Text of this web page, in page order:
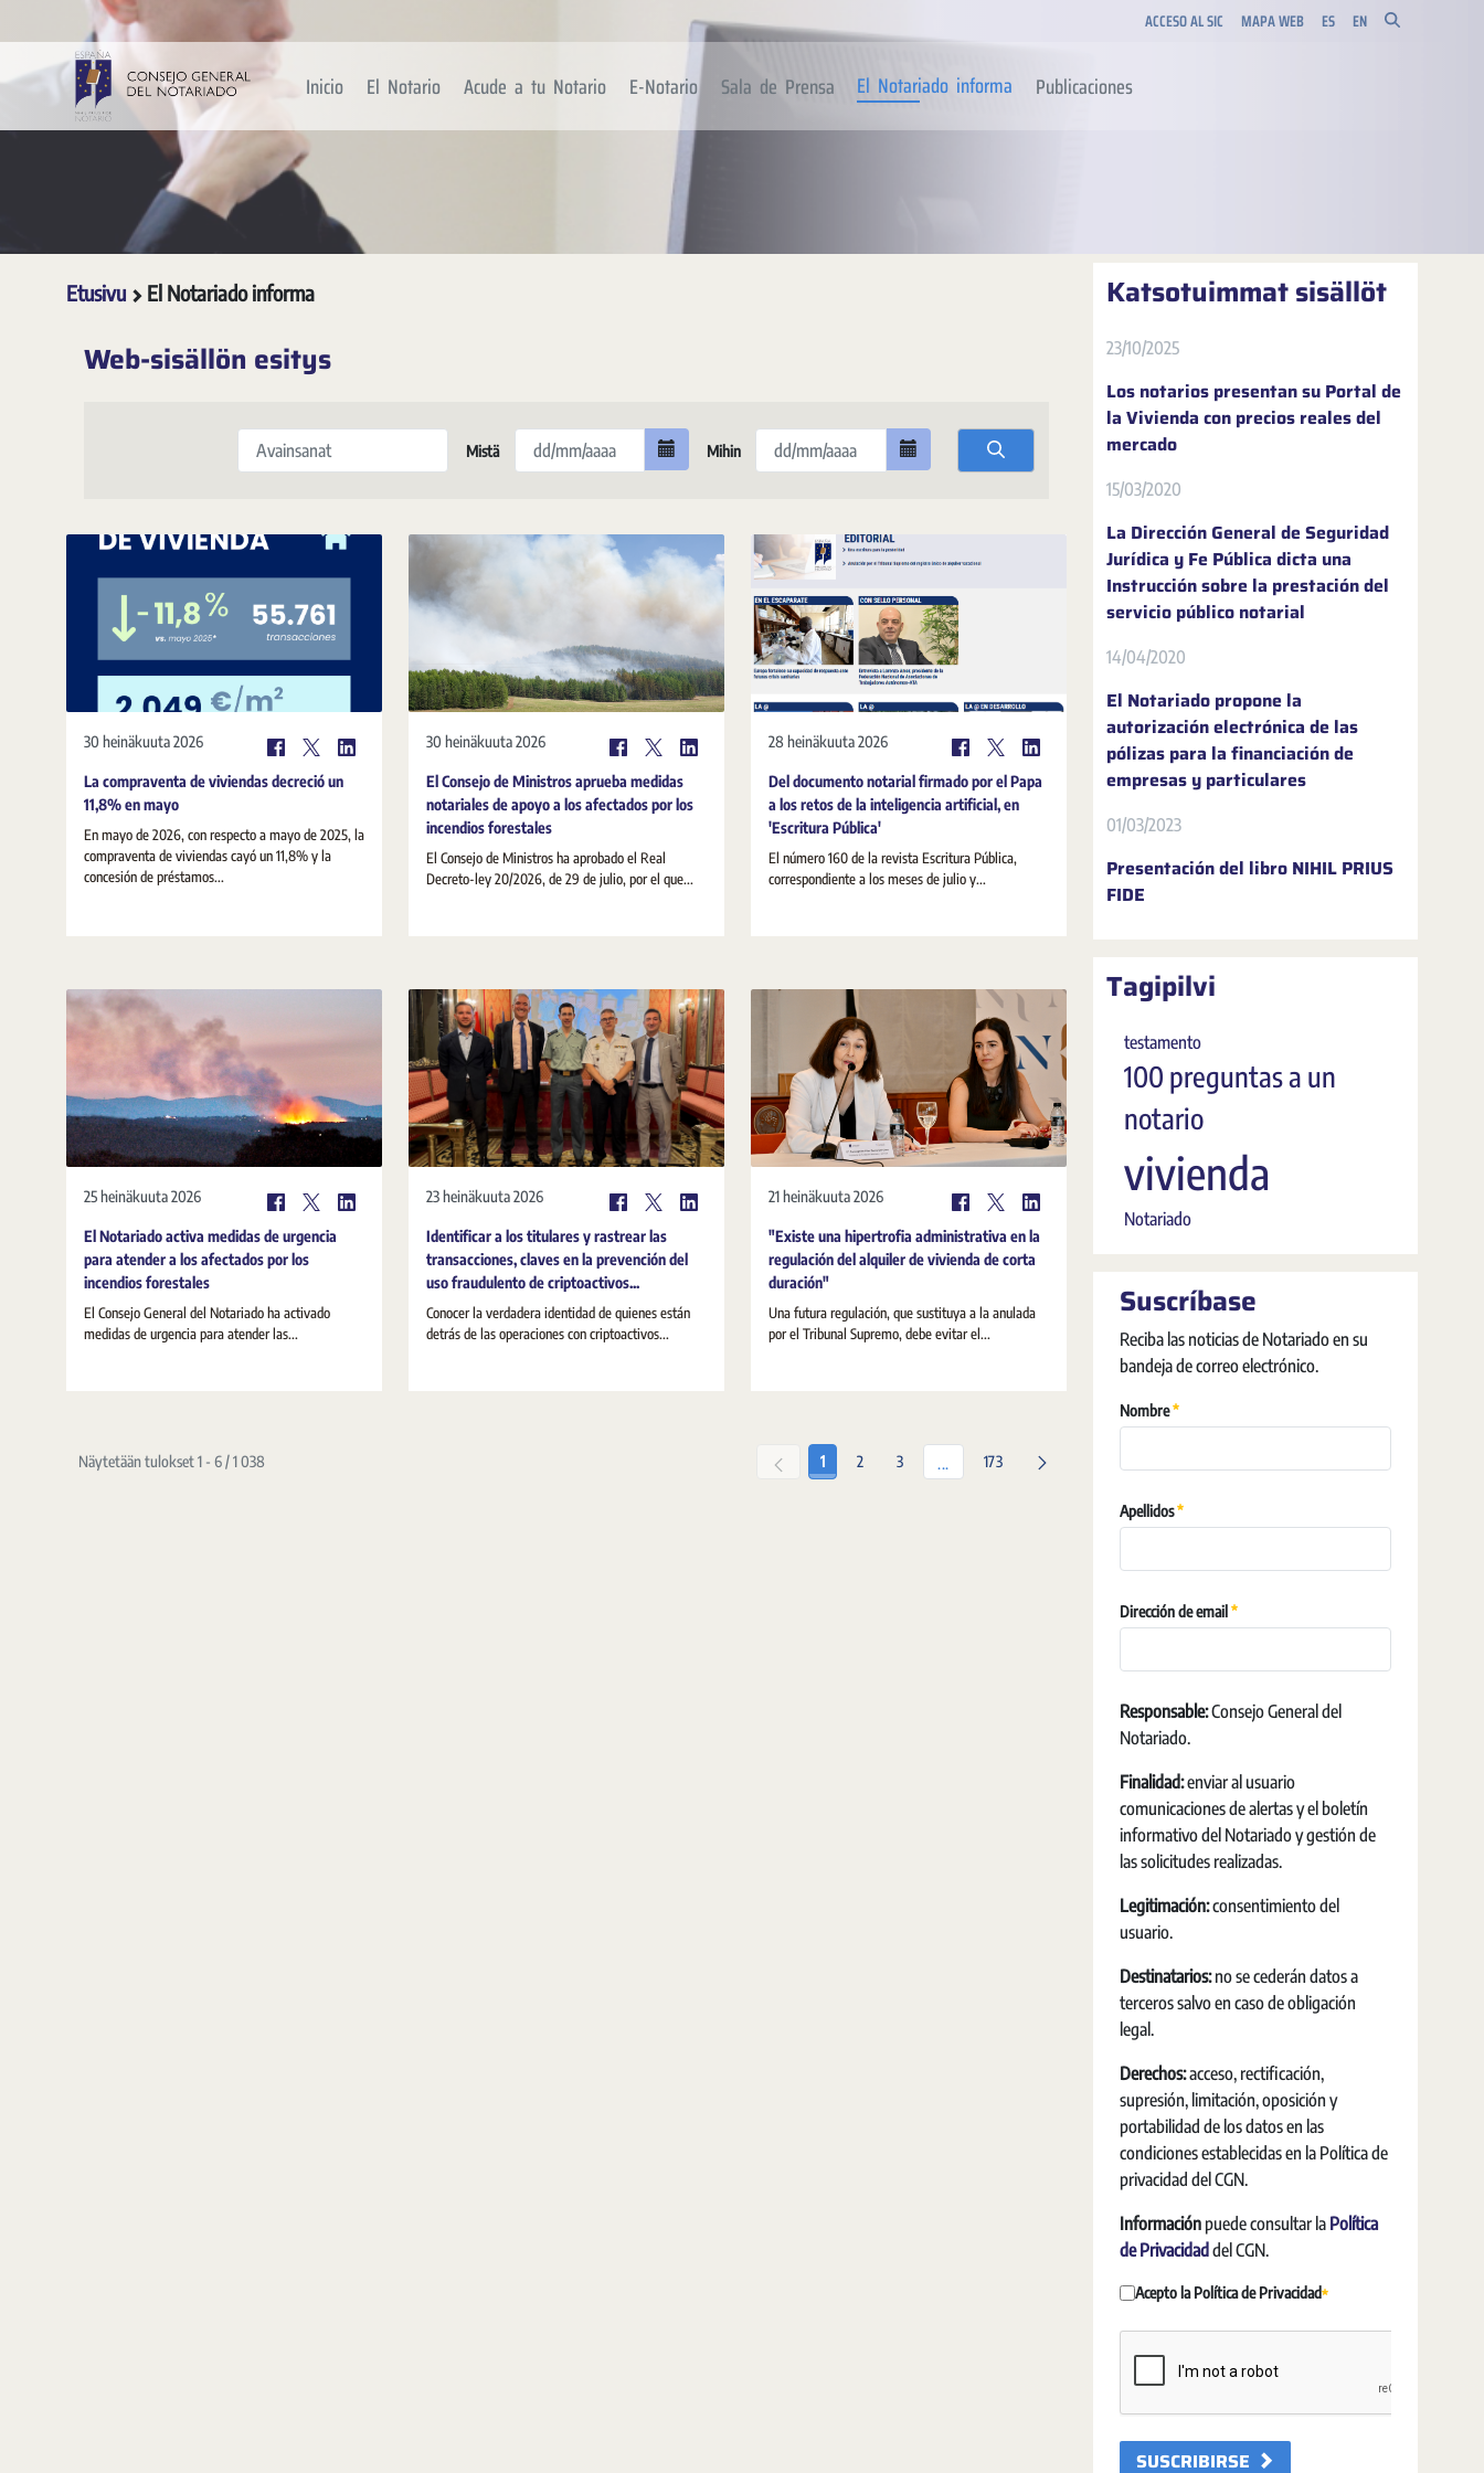
Siirry pääsisältöön ACCESO AL SIC MAPA WEB ES EN
Inicio El Notario Acude a tu Notario E-Notario Sala de Prensa El Notariado informa Publicaciones
Etusivu El Notariado informa
Web-sisällön esitys
Avainsanat
Mistä Mihin
30 heinäkuuta 2026
La compraventa de viviendas decreció un
11,8% en mayo
En mayo de 2026, con respecto a mayo de 2025, la
compraventa de viviendas cayó un 11,8% y la
concesión de préstamos...
30 heinäkuuta 2026
El Consejo de Ministros aprueba medidas
notariales de apoyo a los afectados por los
incendios forestales
El Consejo de Ministros ha aprobado el Real
Decreto-ley 20/2026, de 29 de julio, por el que...
28 heinäkuuta 2026
Del documento notarial firmado por el Papa
a los retos de la inteligencia artificial, en
'Escritura Pública'
El número 160 de la revista Escritura Pública,
correspondiente a los meses de julio y...
25 heinäkuuta 2026
El Notariado activa medidas de urgencia
para atender a los afectados por los
incendios forestales
El Consejo General del Notariado ha activado
medidas de urgencia para atender las...
23 heinäkuuta 2026
Identificar a los titulares y rastrear las
transacciones, claves en la prevención del
uso fraudulento de criptoactivos...
Conocer la verdadera identidad de quienes están
detrás de las operaciones con criptoactivos...
21 heinäkuuta 2026
"Existe una hipertrofia administrativa en la
regulación del alquiler de vivienda de corta
duración"
Una futura regulación, que sustituya a la anulada
por el Tribunal Supremo, debe evitar el...
Näytetään tulokset 1 - 6 / 1 038 Sivu
1 Sivu
2 Sivu
3 ... Välisivut Navigoi käyttämällä sarkainta.
Sivu
173
Katsotuimmat sisällöt
23/10/2025
Los notarios presentan su Portal de
la Vivienda con precios reales del
mercado
15/03/2020
La Dirección General de Seguridad
Jurídica y Fe Pública dicta una
Instrucción sobre la prestación del
servicio público notarial
14/04/2020
El Notariado propone la
autorización electrónica de las
pólizas para la financiación de
empresas y particulares
01/03/2023
Presentación del libro NIHIL PRIUS
FIDE
Tagipilvi
testamento
100 preguntas a un
notario
vivienda
Notariado
Suscríbase
Reciba las noticias de Notariado en su
bandeja de correo electrónico.
Nombre Pakollinen
Apellidos Pakollinen
Dirección de email Pakollinen
Responsable:Consejo General del
Notariado.
Finalidad:enviar al usuario
comunicaciones de alertas y el boletín
informativo del Notariado y gestión de
las solicitudes realizadas.
Legitimación:consentimiento del
usuario.
Destinatarios:no se cederán datos a
terceros salvo en caso de obligación
legal.
Derechos:acceso, rectificación,
supresión, limitación, oposición y
portabilidad de los datos en las
condiciones establecidas en la Política de
privacidad del CGN.
Información puede consultar la Política
de Privacidad del CGN.
Acepto la Política de Privacidad
Pakollinen
SUSCRIBIRSE